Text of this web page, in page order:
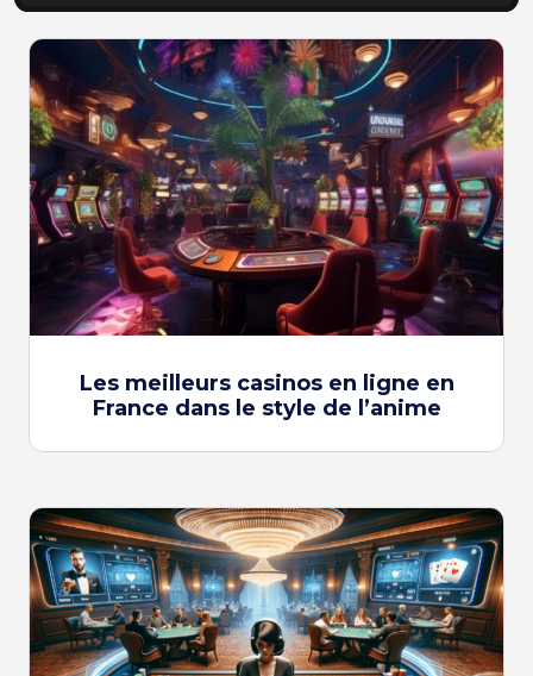
Les meilleurs casinos en ligne en
France dans le style de l’anime